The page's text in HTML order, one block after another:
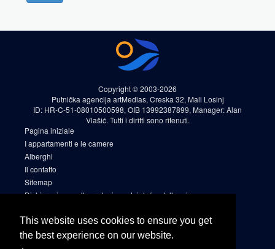
This website uses cookies to ensure you get
the best experience on our website.
Copyright © 2003-2026
Putnička agencija artMedias, Creska 32, Mali Losinj
ID: HR-C-51-08010500598, OIB 13992387899, Manager: Alan
Vlašić. Tutti i diritti sono ritenuti.
Pagina iniziale
I appartamenti e le camere
Alberghi
Il contatto
Sitemap
Dichiarazione sulla protezione dei dati e della privacy
Cookies
Sitemap 2